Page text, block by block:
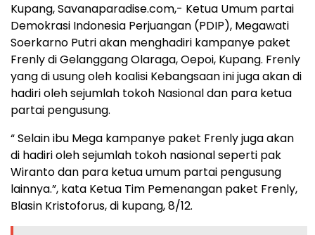
Kupang, Savanaparadise.com,- Ketua Umum partai
Demokrasi Indonesia Perjuangan (PDIP), Megawati
Soerkarno Putri akan menghadiri kampanye paket
Frenly di Gelanggang Olaraga, Oepoi, Kupang. Frenly
yang di usung oleh koalisi Kebangsaan ini juga akan di
hadiri oleh sejumlah tokoh Nasional dan para ketua
partai pengusung.
“ Selain ibu Mega kampanye paket Frenly juga akan
di hadiri oleh sejumlah tokoh nasional seperti pak
Wiranto dan para ketua umum partai pengusung
lainnya.”, kata Ketua Tim Pemenangan paket Frenly,
Blasin Kristoforus, di kupang, 8/12.